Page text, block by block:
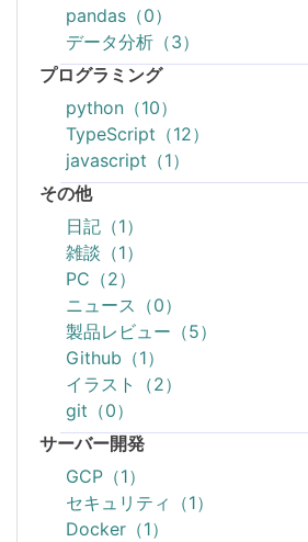
pandas（0）
データ分析（3）
プログラミング
python（10）
TypeScript（12）
javascript（1）
その他
日記（1）
雑談（1）
PC（2）
ニュース（0）
製品レビュー（5）
Github（1）
イラスト（2）
git（0）
サーバー開発
GCP（1）
セキュリティ（1）
Docker（1）